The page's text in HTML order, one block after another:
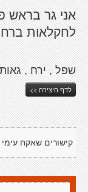
אני גר בראש
לחקלאות
שפל , ירח , גאות
לדף היצירה >>
קישורים שאקח עימי